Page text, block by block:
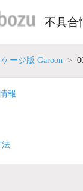
不具合
ージ版 Garoon
報
法